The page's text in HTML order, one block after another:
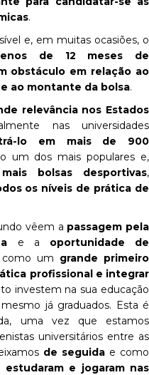
.
e, em muitas ocasiões, o
de 12 meses de
obstáculo em relação ao
ao montante da bolsa.
relevância nos Estados
nas universidades
lo em mais de 900
um dos mais populares e,
bolsas desportivas,
os níveis de prática de
vêem a passagem pela
e a oportunidade de
como um grande primeiro
profissional e integrar
investem na sua educação
já graduados. Esta é
uma vez que estamos
universitários entre as
de seguida e como
e jogaram nas